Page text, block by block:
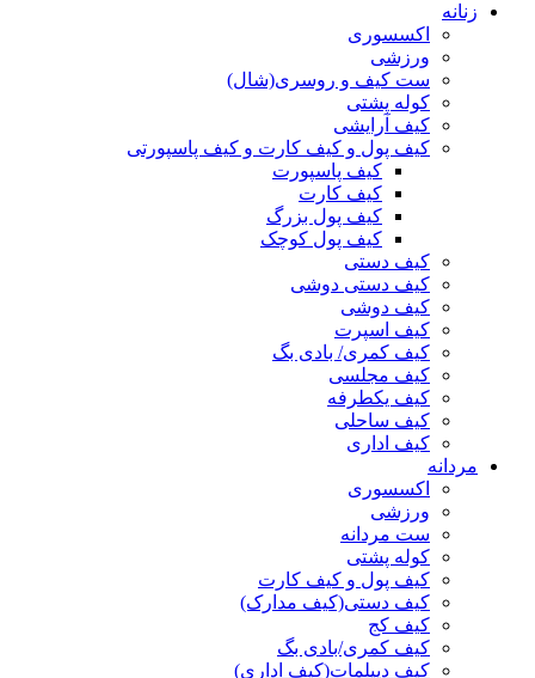
زنانه
اکسسوری
ورزشی
ست کیف و روسری(شال)
کوله پشتی
کیف آرایشی
کیف پول و کیف کارت و کیف پاسپورتی
کیف پاسپورت
کیف کارت
کیف پول بزرگ
کیف پول کوچک
کیف دستی
کیف دستی دوشی
کیف دوشی
کیف اسپرت
کیف کمری/ بادی بگ
کیف مجلسی
کیف یکطرفه
کیف ساحلی
کیف اداری
مردانه
اکسسوری
ورزشی
ست مردانه
کوله پشتی
کیف پول و کیف کارت
کیف دستی(کیف مدارک)
کیف کج
کیف کمری/بادی بگ
کیف دیپلمات(کیف اداری)